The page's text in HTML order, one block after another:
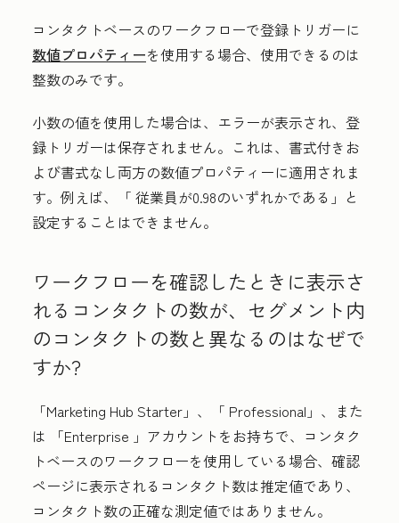
コンタクトベースのワークフローで登録トリガーに
数値プロパティーを使用する場合、使用できるのは
整数のみです。
小数の値を使用した場合は、エラーが表示され、登
録トリガーは保存されません。これは、書式付きお
よび書式なし両方の数値プロパティーに適用されま
す。例えば、「 従業員が0.98のいずれかである 」と
設定することはできません。
ワークフローを確認したときに表示さ
れるコンタクトの数が、セグメント内
のコンタクトの数と異なるのはなぜで
すか?
「Marketing Hub Starter 」、「 Professional 」、また
は
「Enterprise 」アカウントをお持ちで、コンタク
トベースのワークフローを使用している場合、確認
ページに表示されるコンタクト数は推定値であり、
コンタクト数の正確な測定値ではありません。